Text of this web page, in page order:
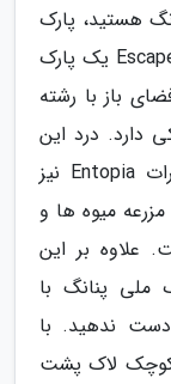
هستید، پارک
شگفت انگیز Escape را از دست ندهید. Escape یک پارک
باز با رشته
دارد. درد این
جزیره می توانید از مزرعه پروانه و حشرات Entopia نیز
مزرعه میوه ها و
علاوه بر این
ملی پنانگ با
ندهید. با
کوچک لاک پشت